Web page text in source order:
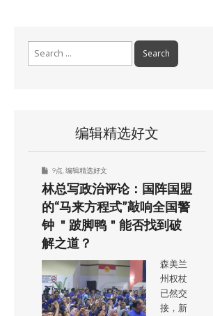
编辑精选好文
9点 编辑精选好文
林总写政治评论：国阵国盟
的“马来方程式”敲响全国警
钟 ＂跛脚鸭＂能否找到破
解之道？
森美兰
州权杖
已然交
接，新